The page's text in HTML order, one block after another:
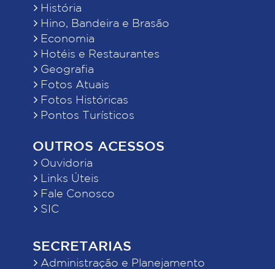
História
Hino, Bandeira e Brasão
Economia
Hotéis e Restaurantes
Geografia
Fotos Atuais
Fotos Históricas
Pontos Turísticos
OUTROS ACESSOS
Ouvidoria
Links Úteis
Fale Conosco
SIC
SECRETARIAS
Administração e Planejamento